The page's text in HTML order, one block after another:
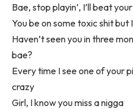
Bae, stop playin’, I’ll beat
You be on some toxic shit
Haven’t seen you in three
bae?
Every time I see one of your
crazy
Girl, I know you miss a nigga